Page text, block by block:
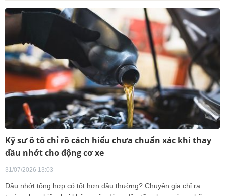
Kỹ sư ô tô chỉ rõ cách hiểu chưa chuẩn xác khi thay
dầu nhớt cho động cơ xe
31/07/2026 13:03
Dầu nhớt tổng hợp có tốt hơn dầu thường? Chuyên gia chỉ ra